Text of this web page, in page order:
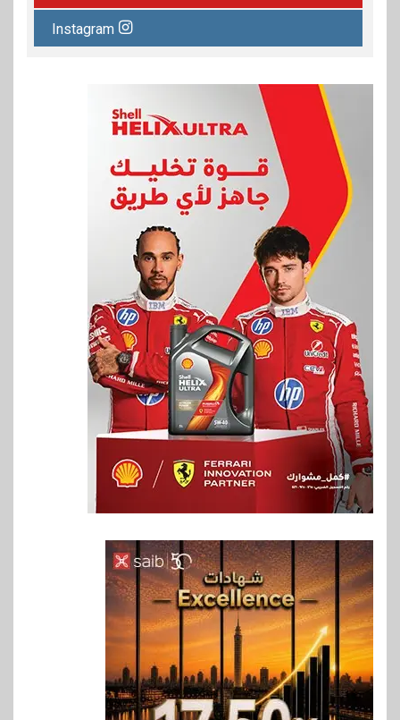
Instagram
6
اخبار
غرفة القاهرة تنظم ندوة إلكترونية
لدعم الصادرات وتحقيق
مستهدفات رؤية مصر 2030
7
بنوك